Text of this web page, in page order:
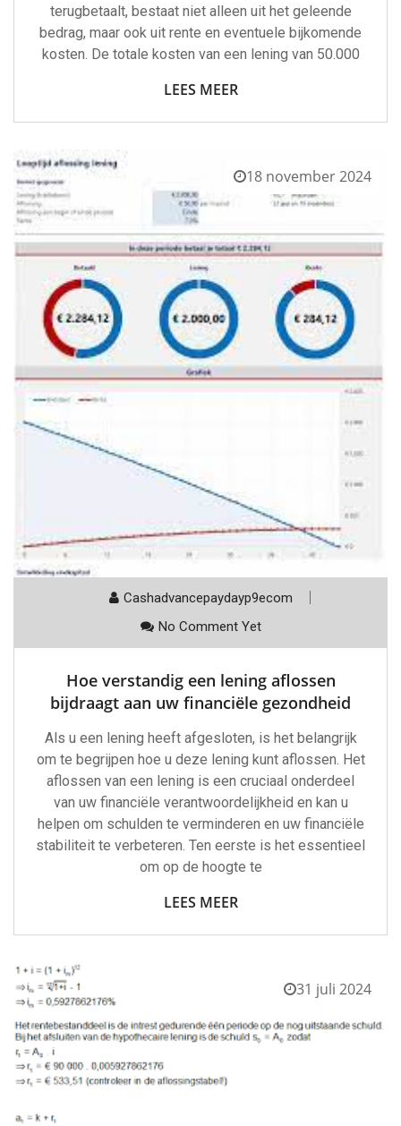
terugbetaalt, bestaat niet alleen uit het geleende
bedrag, maar ook uit rente en eventuele bijkomende
kosten. De totale kosten van een lening van 50.000
LEES MEER
18 november 2024
Cashadvancepaydayp9ecom
No Comment Yet
Hoe verstandig een lening aflossen
bijdraagt aan uw financiële gezondheid
Als u een lening heeft afgesloten, is het belangrijk
om te begrijpen hoe u deze lening kunt aflossen. Het
aflossen van een lening is een cruciaal onderdeel
van uw financiële verantwoordelijkheid en kan u
helpen om schulden te verminderen en uw financiële
stabiliteit te verbeteren. Ten eerste is het essentieel
om op de hoogte te
LEES MEER
31 juli 2024